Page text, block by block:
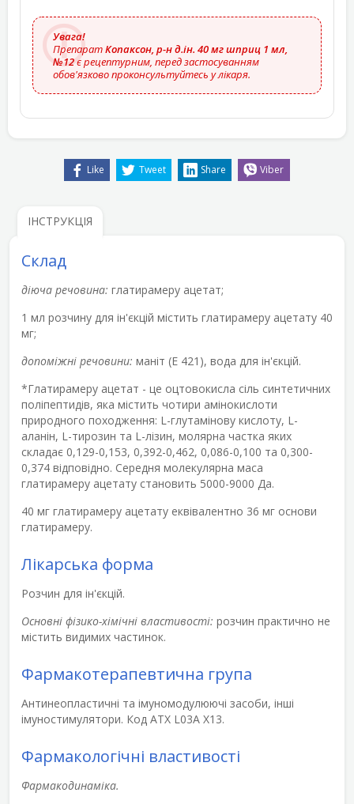
Увага!
ПрепаратКопаксон, р-н д.ін. 40 мг шприц 1 мл,
№12є рецептурним, перед застосуванням
обов'язково проконсультуйтесь у лікаря.
Like Tweet Share Viber
ІНСТРУКЦІЯ
Склад
діюча речовина: глатирамеру ацетат;
1 мл розчину для ін'єкцій містить глатирамеру ацетату 40
мг;
допоміжні речовини: маніт (Е 421), вода для ін'єкцій.
*Глатирамеру ацетат - це оцтовокисла сіль синтетичних
поліпептидів, яка містить чотири амінокислоти
природного походження: L-глутамінову кислоту, L-
аланін, L-тирозин та L-лізин, молярна частка яких
складає 0,129-0,153, 0,392-0,462, 0,086-0,100 та 0,300-
0,374 відповідно. Середня молекулярна маса
глатирамеру ацетату становить 5000-9000 Да.
40 мг глатирамеру ацетату еквівалентно 36 мг основи
глатирамеру.
Лікарська форма
Розчин для ін'єкцій.
Основні фізико-хімічні властивості: розчин практично не
містить видимих частинок.
Фармакотерапевтична група
Антинеопластичні та імуномодулюючі засоби, інші
імуностимулятори. Код АТХ L03A X13.
Фармакологічні властивості
Фармакодинаміка.